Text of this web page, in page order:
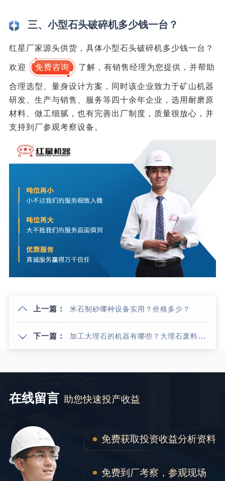
三、小型石头破碎机多少钱一台？
红星厂家源头供货，具体小型石头破碎机多少钱一台？
欢迎 免费咨询 了解，有销售经理为您提供，并帮助
合理选型、量身设计方案，同时该企业致力于矿山机器
研发、生产与销售、服务等四十余年企业，选用耐磨原
材料、做工细腻，也有完善出厂制度，质量很放心，并
支持到厂参观考察设备。
上一篇： 米石制砂哪种设备实用？价格多少？
下一篇： 加工大理石的机器有哪些？大理石废料加工成石子好卖吗？
在线留言 助您快速投产收益
免费获取投资收益分析资料
免费到厂考察，参观现场